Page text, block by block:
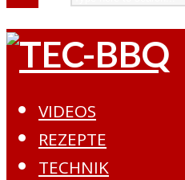
VIDEOS
REZEPTE
TECHNIK